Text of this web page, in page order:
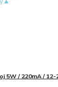
5W / 220mA /